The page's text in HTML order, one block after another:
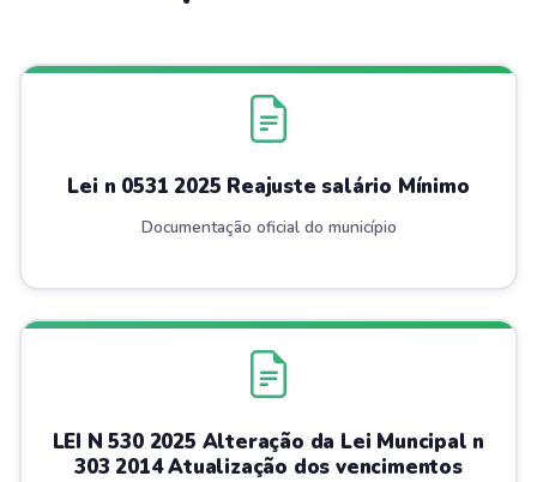
Lei n 0531 2025 Reajuste salário Mínimo
Documentação oficial do município
LEI N 530 2025 Alteração da Lei Muncipal n
303 2014 Atualização dos vencimentos